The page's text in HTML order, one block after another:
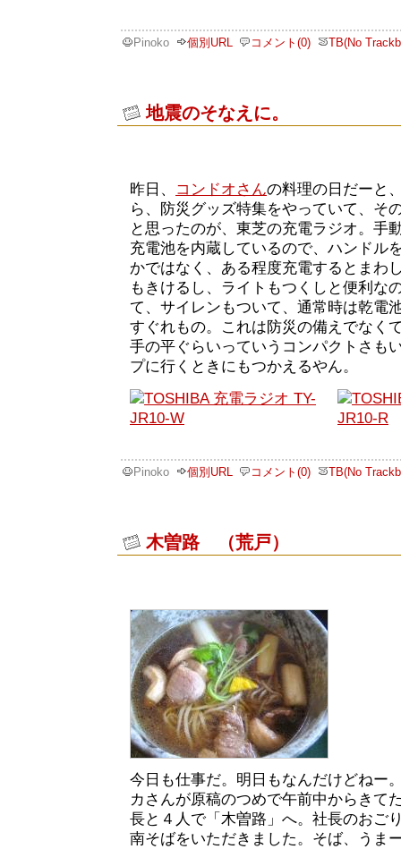
Pinoko 個別URL コメント(0) TB(No
地震のそなえに。
昨日、 コンドオさんの料理の日だーと
ら、防災グッズ特集をやっていて、そ
と思ったのが、東芝の充電ラジオ。手
充電池を内蔵しているので、ハンドル
かではなく、ある程度充電するとまわ
もきけるし、ライトもつくしと便利な
て、サイレンもついて、通常時は乾電
すぐれもの。これは防災の備えでなく
手の平ぐらいっていうコンパクトさも
プに行くときにもつかえるやん。
Pinoko 個別URL コメント(0) TB(No
木曽路 （荒戸）
今日も仕事だ。明日もなんだけどねー
カさんが原稿のつめで午前中からきて
長と４人で「木曽路」へ。社長のおご
南そばをいただきました。そば、うま